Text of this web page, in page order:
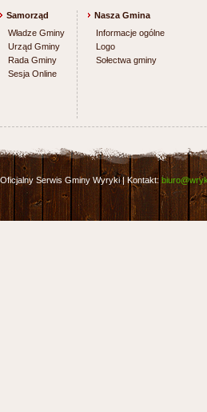
Samorząd
Władze Gminy
Urząd Gminy
Rada Gminy
Sesja Online
Nasza Gmina
Informacje ogólne
Logo
Sołectwa gminy
Oficjalny Serwis Gminy Wyryki | Kontakt: